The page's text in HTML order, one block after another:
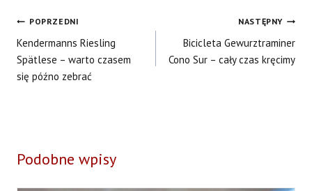
Nawigacja
wpisu
POPRZEDNI
Kendermanns Riesling
Spätlese – warto czasem
się późno zebrać
NASTĘPNY
Bicicleta Gewurztraminer
Cono Sur – cały czas kręcimy
Podobne wpisy